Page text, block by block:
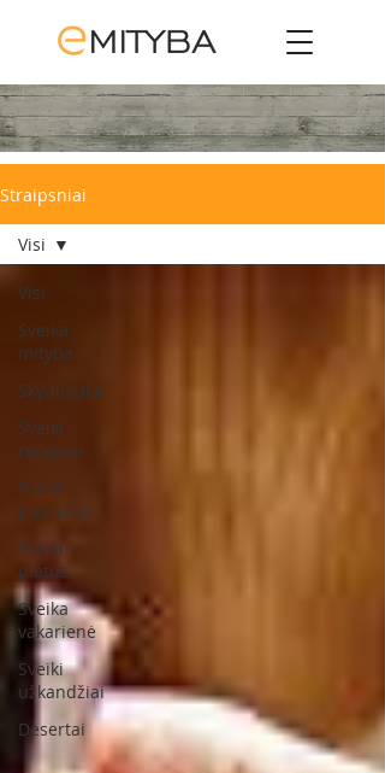
Straipsniai
Visi
Sveika
mityba
Skydliaukė
Sveiki
receptai
Sveiki
pusryčiai
Sveiki
pietūs
Sveika
vakarienė
Sveiki
užkandžiai
Desertai
Visi